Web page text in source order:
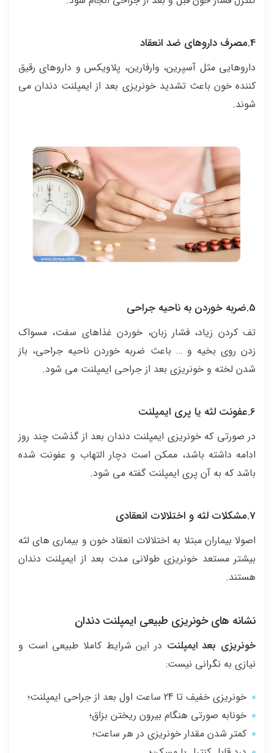
4.مصرف داروهای ضد انعقاد
داروهایی مثل آسپرین، وارفارین، پلاویکس و داروهای رقیق
کننده خون باعث تشدید خونریزی بعد از ایمپلنت دندان می
شوند.
5.ضربه خوردن به ناحیه جراحی
تف کردن زیاد، فشار زبان، خوردن غذاهای سفت، مسواک
زدن روی بخیه و … باعث ضربه خوردن ناحیه جراحی، باز
شدن لخته و خونریزی بعد از جراحی ایمپلنت می شود.
6.عفونت لثه یا پری ایمپلنت
در صورتی که خونریزی ایمپلنت دندان بعد از گذشت چند روز
ادامه داشته باشد، ممکن است دچار التهاب و عفونت شده
باشد که به آن پری ایمپلنت گفته می شود.
7.مشکلات لثه و اختلالات انعقادی
اصولا بیماران مبتلا به اختلالات انعقاد خون و بیماری های لثه
بیشتر مستعد خونریزی طولانی مدت بعد از ایمپلنت دندان
هستند.
نشانه های خونریزی طبیعی ایمپلنت دندان
خونریزی بعد ایمپلنت در این شرایط کاملا طبیعی است و
نیازی به نگرانی نیست:
خونریزی خفیف تا 24 ساعت اول بعد از جراحی ایمپلنت؛
خونابه صورتی هنگام بیرون ریختن بزاق؛
کمتر شدن مقدار خونریزی در هر ساعت؛